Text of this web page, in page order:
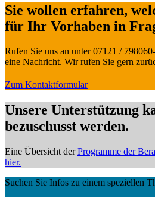
Sie wollen erfahren,
für Ihr Vorhaben in
Rufen Sie uns an unter 07121 /
eine Nachricht. Wir rufen Sie gern
Zum Kontaktformular
Unsere Unterstützung
bezuschusst werden.
Eine Übersicht derProgramme der
hier.
Suchen Sie Infos zu einem speziellen